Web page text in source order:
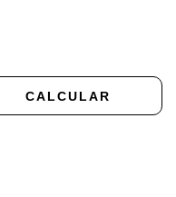
CALCULAR